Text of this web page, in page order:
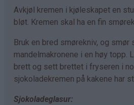
Avkjøl kremen i kjøleskapet en
bløt. Kremen skal ha en fin
Bruk en bred smørekniv, og smør
mandelmakronene i en høy topp.
brett og sett brettet i fryseren i
sjokoladekremen på kakene har
Sjokoladeglasur: